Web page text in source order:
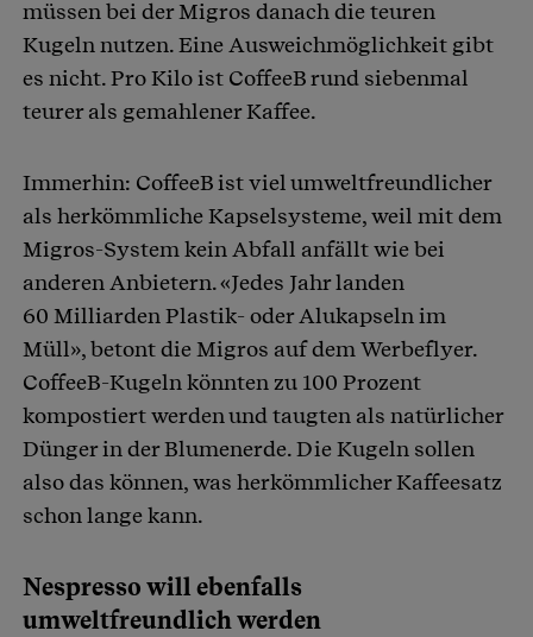
müssen bei der Migros danach die teuren
Kugeln nutzen. Eine Ausweichmöglichkeit gibt
es nicht. Pro Kilo ist CoffeeB rund siebenmal
teurer als gemahlener Kaffee.
Immerhin: CoffeeB ist viel umweltfreundlicher
als herkömmliche Kapselsysteme, weil mit dem
Migros-System kein Abfall anfällt wie bei
anderen Anbietern. «Jedes Jahr landen
60 Milliarden Plastik- oder Alukapseln im
Müll», betont die Migros auf dem Werbeflyer.
CoffeeB-Kugeln könnten zu 100 Prozent
kompostiert werden und taugten als natürlicher
Dünger in der Blumenerde. Die Kugeln sollen
also das können, was herkömmlicher Kaffeesatz
schon lange kann.
Nespresso will ebenfalls
umweltfreundlich werden